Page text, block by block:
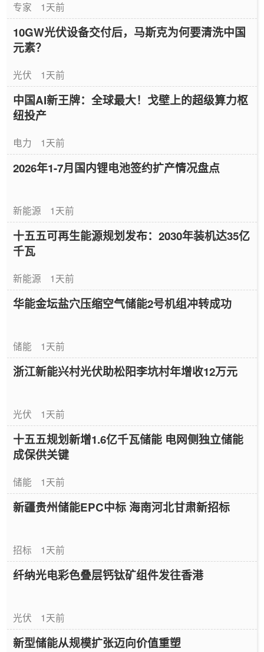
专家 1天前
10GW光伏设备交付后，马斯克为何要清洗中国
元素？
光伏 1天前
中国AI新王牌：全球最大！戈壁上的超级算力枢
纽投产
电力 1天前
2026年1-7月国内锂电池签约扩产情况盘点
新能源 1天前
十五五可再生能源规划发布：2030年装机达35亿
千瓦
新能源 1天前
华能金坛盐穴压缩空气储能2号机组冲转成功
储能 1天前
浙江新能兴村光伏助松阳李坑村年增收12万元
光伏 1天前
十五五规划新增1.6亿千瓦储能 电网侧独立储能
成保供关键
储能 1天前
新疆贵州储能EPC中标 海南河北甘肃新招标
招标 1天前
纤纳光电彩色叠层钙钛矿组件发往香港
光伏 1天前
新型储能从规模扩张迈向价值重塑